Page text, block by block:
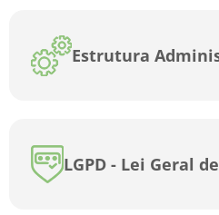
Estrutura
LGPD - Lei Geral